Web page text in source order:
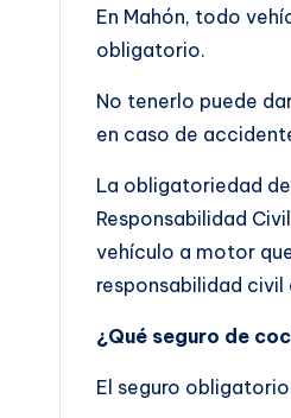
En Mahón, todo
obligatorio.
No tenerlo puede
en caso de
La obligatoriedad
Responsabilidad
vehículo a motor
responsabilidad civil
¿Qué seguro de
El seguro